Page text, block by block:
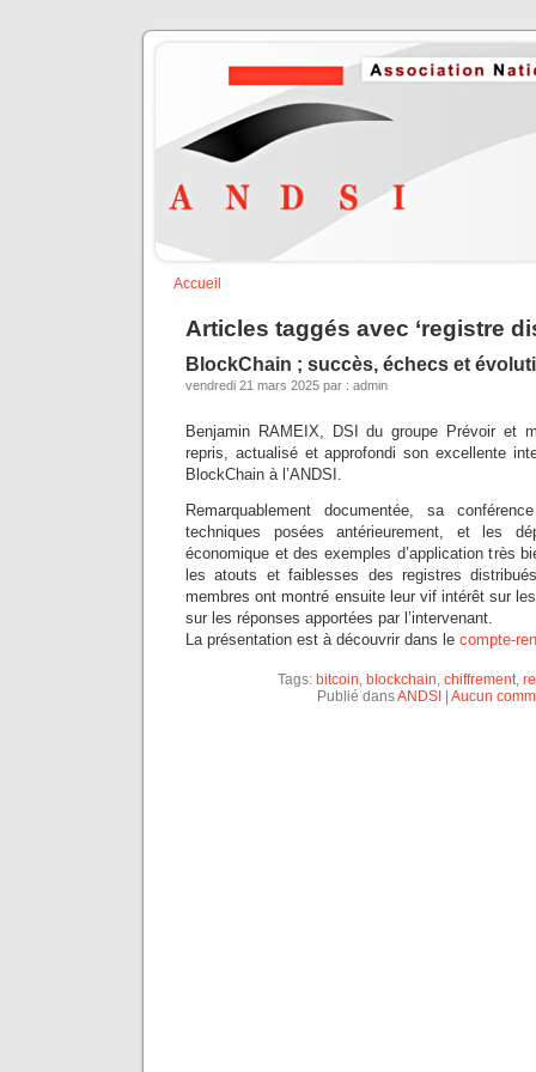
Accueil
Articles taggés avec ‘registre
BlockChain ; succès, échecs et
vendredi 21 mars 2025 par : admin
Benjamin RAMEIX, DSI du groupe Prévoir et
repris, actualisé et approfondi son excellente
BlockChain à l’ANDSI.
Remarquablement documentée, sa
techniques posées antérieurement, et les
économique et des exemples d’application très
les atouts et faiblesses des registres
membres ont montré ensuite leur vif intérêt sur
sur les réponses apportées par l’intervenant.
La présentation est à découvrir dans le compte-
Tags: bitcoin, blockchain, chiffrement,
Publié dansANDSI Aucun